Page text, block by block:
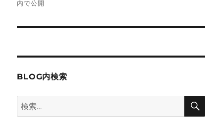
ナ
ビ
ョ
内で公開
BLOG内検索
検
索:
検